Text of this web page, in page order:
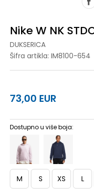
Nike W NK
DUKSERICA
Šifra artikla: IM8100-654
73,00 EUR
Dostupno u više boja:
M S XS L